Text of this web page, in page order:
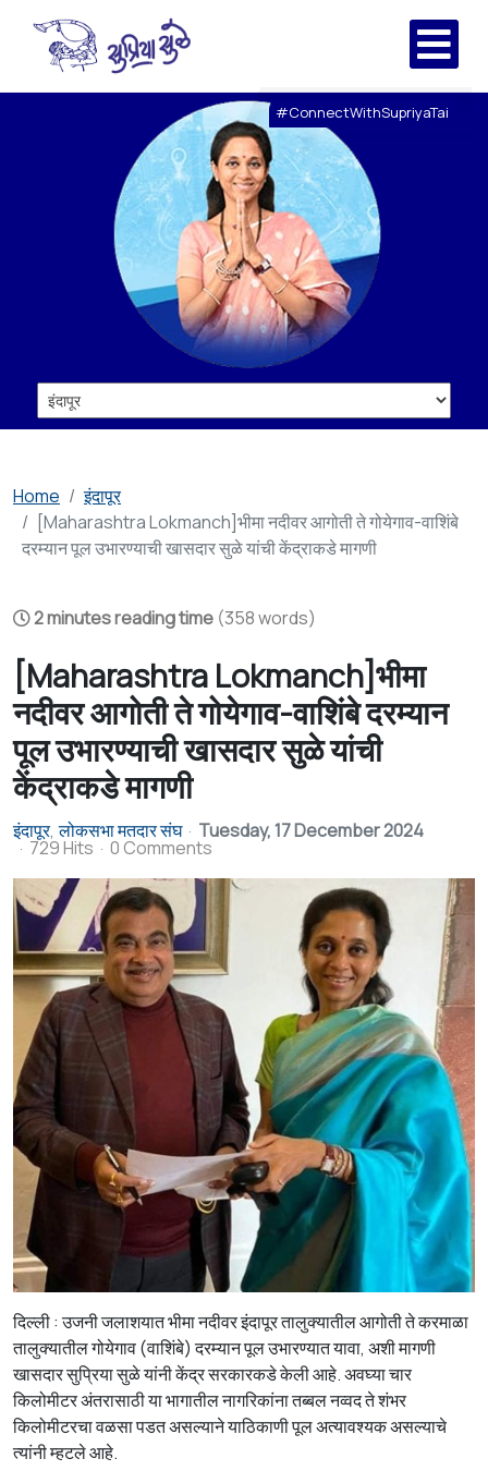
#ConnectWithSupriyaTai
Home
इंदापूर
[Maharashtra Lokmanch]भीमा नदीवर आगोती ते गोयेगाव-वाशिंबे
दरम्यान पूल उभारण्याची खासदार सुळे यांची केंद्राकडे मागणी
2 minutes reading time (358 words)
[Maharashtra Lokmanch]भीमा
नदीवर आगोती ते गोयेगाव-वाशिंबे दरम्यान
पूल उभारण्याची खासदार सुळे यांची
केंद्राकडे मागणी
इंदापूर लोकसभा मतदार संघ Tuesday, 17 December 2024
729 Hits 0 Comments
दिल्ली : उजनी जलाशयात भीमा नदीवर इंदापूर तालुक्यातील आगोती ते करमाळा
तालुक्यातील गोयेगाव (वाशिंबे) दरम्यान पूल उभारण्यात यावा, अशी मागणी
खासदार सुप्रिया सुळे यांनी केंद्र सरकारकडे केली आहे. अवघ्या चार
किलोमीटर अंतरासाठी या भागातील नागरिकांना तब्बल नव्वद ते शंभर
किलोमीटरचा वळसा पडत असल्याने याठिकाणी पूल अत्यावश्यक असल्याचे
त्यांनी म्हटले आहे.